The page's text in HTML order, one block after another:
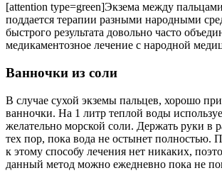
[attention type=green]Экзема между
поддается терапии разными народными
быстрого результата довольно часто
медикаментозное лечение с народной
Ванночки из соли
В случае сухой экземы пальцев, хорошо
ванночки. На 1 литр теплой воды
желательно морской соли. Держать руки в
тех пор, пока вода не остынет полностью.
к этому способу лечения нет никаких,
данный метод можно ежедневно пока не